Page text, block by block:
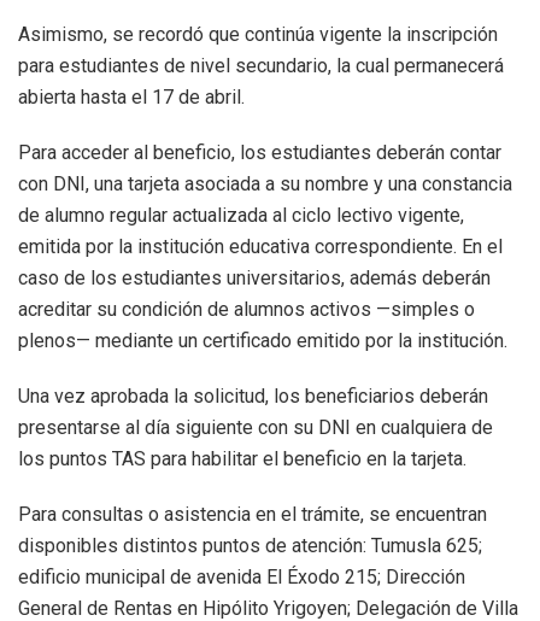
Asimismo, se recordó que continúa vigente la inscripción
para estudiantes de nivel secundario, la cual permanecerá
abierta hasta el 17 de abril.
Para acceder al beneficio, los estudiantes deberán contar
con DNI, una tarjeta asociada a su nombre y una constancia
de alumno regular actualizada al ciclo lectivo vigente,
emitida por la institución educativa correspondiente. En el
caso de los estudiantes universitarios, además deberán
acreditar su condición de alumnos activos —simples o
plenos— mediante un certificado emitido por la institución.
Una vez aprobada la solicitud, los beneficiarios deberán
presentarse al día siguiente con su DNI en cualquiera de
los puntos TAS para habilitar el beneficio en la tarjeta.
Para consultas o asistencia en el trámite, se encuentran
disponibles distintos puntos de atención: Tumusla 625;
edificio municipal de avenida El Éxodo 215; Dirección
General de Rentas en Hipólito Yrigoyen; Delegación de Villa